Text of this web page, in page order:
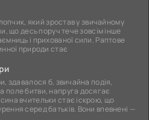
який зростав у звичайному
що десь поруч тече зовсім інше
і прихованої сили. Раптове
природи стає
здавалося б, звичайна подія,
поле битви, напруга досягає
вчительки стає іскрою, що
серед батьків. Вони впевнені —